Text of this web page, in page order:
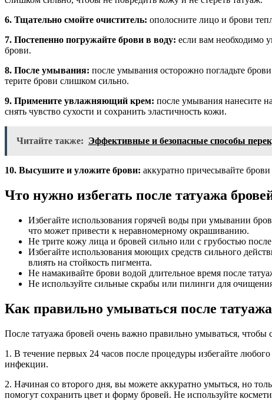
6. Тщательно смойте очиститель: ополосните лицо и брови
7. Постепенно погружайте брови в воду: если вам необходимо
брови.
8. После умывания: после умывания осторожно погладьте
терите брови слишком сильно.
9. Примените увлажняющий крем: после умывания нанесите
снять чувство сухости и сохранить эластичность кожи.
Читайте также: Эффективные и безопасные способы
10. Высушите и уложите брови: аккуратно причесывайте
Что нужно избегать после татуажа
Избегайте использования горячей воды при умывании
что может привести к неравномерному окрашиванию.
Не трите кожу лица и бровей сильно или с грубостью
Избегайте использования моющих средств сильного
влиять на стойкость пигмента.
Не намакивайте брови водой длительное время после
Не используйте сильные скрабы или пилинги для
Как правильно умываться после
После татуажа бровей очень важно правильно умываться,
1. В течение первых 24 часов после процедуры избегайте
инфекции.
2. Начиная со второго дня, вы можете аккуратно умыться, но
помогут сохранить цвет и форму бровей. Не используйте